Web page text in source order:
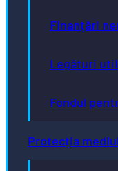
Finanțări
Legături
Fondul
Protecția